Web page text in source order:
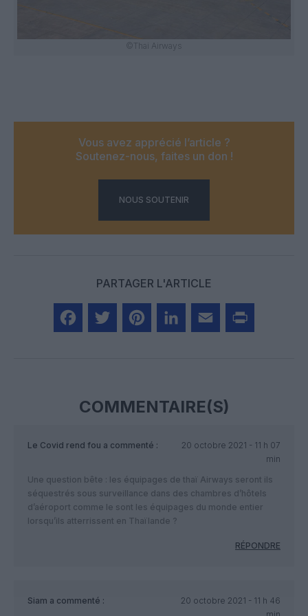
©Thai Airways
Vous avez apprécié l’article ?
Soutenez-nous, faites un don !
NOUS SOUTENIR
PARTAGER L'ARTICLE
COMMENTAIRE(S)
Le Covid rend fou a commenté :
20 octobre 2021 - 11 h 07
min
Une question bête : les équipages de thaï Airways seront ils
séquestrés sous surveillance dans des chambres d’hôtels
d’aéroport comme le sont les équipages du monde entier
lorsqu’ils atterrissent en Thaïlande ?
RÉPONDRE
Siam a commenté :
20 octobre 2021 - 11 h 46